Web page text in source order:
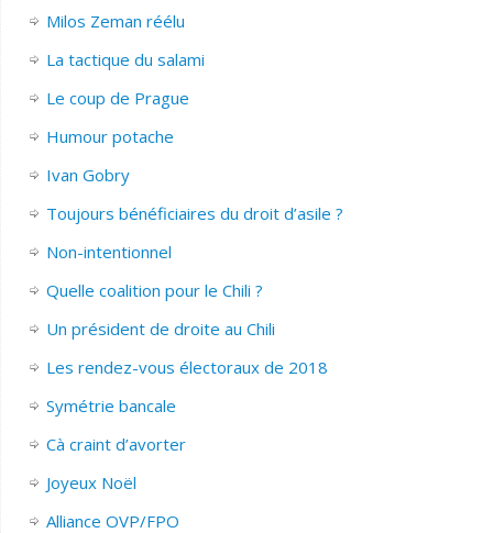
Milos Zeman réélu
La tactique du salami
Le coup de Prague
Humour potache
Ivan Gobry
Toujours bénéficiaires du droit d’asile ?
Non-intentionnel
Quelle coalition pour le Chili ?
Un président de droite au Chili
Les rendez-vous électoraux de 2018
Symétrie bancale
Cà craint d’avorter
Joyeux Noël
Alliance OVP/FPO